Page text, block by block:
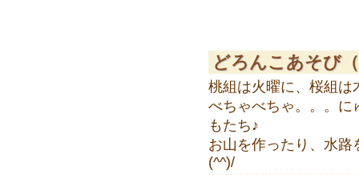
どろんこあそび
桃組は火曜に、桜組は
べちゃべちゃ。。。に
もたち♪
お山を作ったり、水
(^^)/